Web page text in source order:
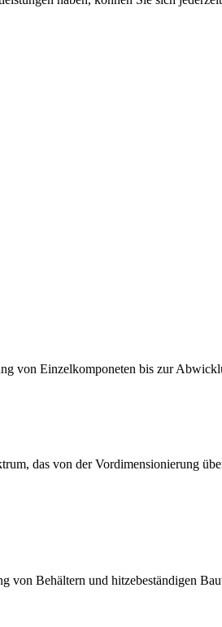
von Einzelkomponeten bis zur
das von der Vordimensionierung
von Behältern und hitzebeständigen